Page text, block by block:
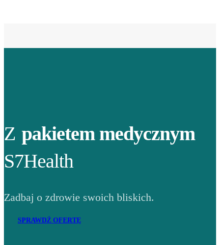
Z pakietem medycznym
S7Health
Zadbaj o zdrowie swoich bliskich.
SPRAWDŹ OFERTĘ